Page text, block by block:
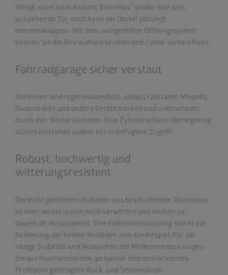
Metall, stört beim Biohort StoreMax ® weder eine weit
aufstehende Tür, noch kann ein Deckel plötzlich
herunterklappen. Mit dem zweigeteilten Öffnungssystem
können Sie die Box wahlweise oben und / oder vorne öffnen.
Fahrradgarage sicher verstaut
Die Boxen sind regenwasserdicht, sodass Fahrräder, Mopeds,
Rasenmäher und andere Geräte trocken und unbeschadet
durch den Winter kommen. Eine Zylinderschloss-Verriegelung
sichert den Inhalt zudem vor unbefugtem Zugriff.
Robust, hochwertig und
witterungsresistent
Die leicht gleitenden Rollläden aus beschichtetem Aluminium
können weder rosten noch verwittern und bleiben so
dauerhaft einsatzbereit. Eine Federunterstützung macht die
Bedienung der beiden Rollläden zum Kinderspiel. Für die
nötige Stabilität und Robustheit der Mülltonnenbox sorgen
die aus feuerverzinktem, polyamid-einbrennlackiertem
Profilstahl gefertigten Rück- und Seitenwände.